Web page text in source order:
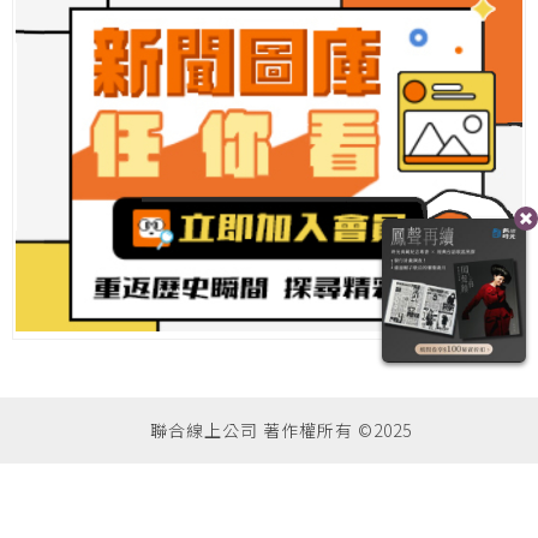
聯合線上公司 著作權所有 ©2025